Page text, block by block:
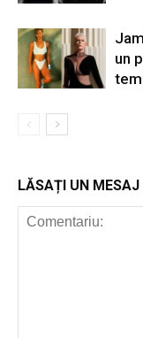
un
LĂSAȚI UN MESAJ